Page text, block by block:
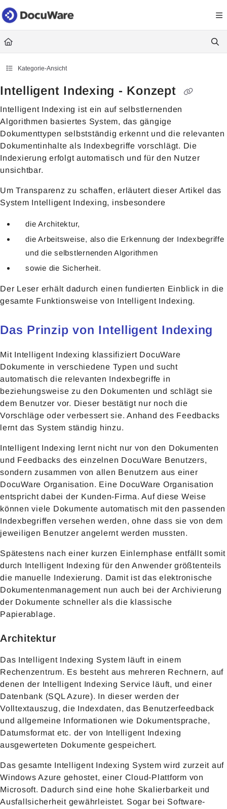
Documentation Index
Fetch the complete documentation index at: https://
Use this file to discover all available pages before exploring further.
Kategorie-Ansicht
Intelligent Indexing - Konzept
Intelligent Indexing ist ein auf selbstlernenden
Algorithmen basiertes System, das gängige
Dokumenttypen selbstständig erkennt und die relevanten
Dokumentinhalte als Indexbegriffe vorschlägt. Die
Indexierung erfolgt automatisch und für den Nutzer
unsichtbar.
Um Transparenz zu schaffen, erläutert dieser Artikel das
System Intelligent Indexing, insbesondere
die Architektur,
die Arbeitsweise, also die Erkennung der Indexbegriffe
und die selbstlernenden Algorithmen
sowie die Sicherheit.
Der Leser erhält dadurch einen fundierten Einblick in die
gesamte Funktionsweise von Intelligent Indexing.
Das Prinzip von Intelligent Indexing
Mit Intelligent Indexing klassifiziert DocuWare
Dokumente in verschiedene Typen und sucht
automatisch die relevanten Indexbegriffe in
beziehungsweise zu den Dokumenten und schlägt sie
dem Benutzer vor. Dieser bestätigt nur noch die
Vorschläge oder verbessert sie. Anhand des Feedbacks
lernt das System ständig hinzu.
Intelligent Indexing lernt nicht nur von den Dokumenten
und Feedbacks des einzelnen DocuWare Benutzers,
sondern zusammen von allen Benutzern aus einer
DocuWare Organisation. Eine DocuWare Organisation
entspricht dabei der Kunden-Firma. Auf diese Weise
können viele Dokumente automatisch mit den passenden
Indexbegriffen versehen werden, ohne dass sie von dem
jeweiligen Benutzer angelernt werden mussten.
Spätestens nach einer kurzen Einlernphase entfällt somit
durch Intelligent Indexing für den Anwender größtenteils
die manuelle Indexierung. Damit ist das elektronische
Dokumentenmanagement nun auch bei der Archivierung
der Dokumente schneller als die klassische
Papierablage.
Architektur
Das Intelligent Indexing System läuft in einem
Rechenzentrum. Es besteht aus mehreren Rechnern, auf
denen der Intelligent Indexing Service läuft, und einer
Datenbank (SQL Azure). In dieser werden der
Volltextauszug, die Indexdaten, das Benutzerfeedback
und allgemeine Informationen wie Dokumentsprache,
Datumsformat etc. der von Intelligent Indexing
ausgewerteten Dokumente gespeichert.
Das gesamte Intelligent Indexing System wird zurzeit auf
Windows Azure gehostet, einer Cloud-Plattform von
Microsoft. Dadurch sind eine hohe Skalierbarkeit und
Ausfallsicherheit gewährleistet. Sogar bei Software-